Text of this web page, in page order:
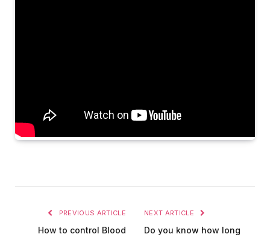
PREVIOUS ARTICLE
How to control Blood
NEXT ARTICLE
Do you know how long